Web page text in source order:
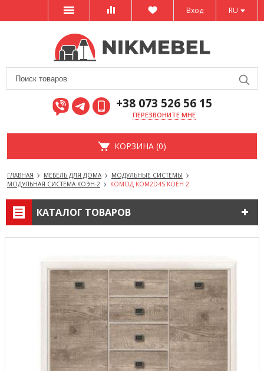
RU
Вход
+38 073 526 56 15
ПЕРЕЗВОНИТЕ МНЕ
КОРЗИНА (0)
ГЛАВНАЯ МЕБЕЛЬ ДЛЯ ДОМА
МОДУЛЬНЫЕ СИСТЕМЫ
МОДУЛЬНАЯ СИСТЕМА КОЭН-2
КОМОД КОМ2D4S КОЕН 2
КАТАЛОГ ТОВАРОВ